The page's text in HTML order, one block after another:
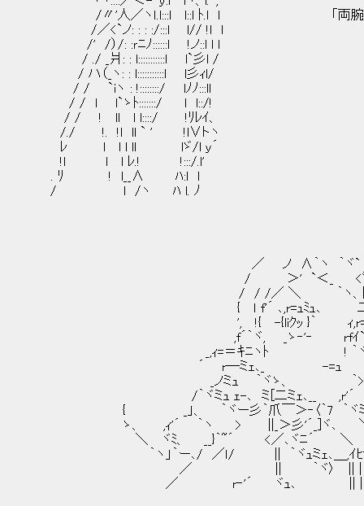
/〃'人／ヽｌ.l:::l l::l ﾄ.l l 「両腕落
/／<`ノ: : : :/:::l l// !l l
/' /）/: :ｒﾆﾉ::::::l !ノ::l l l
/ ./ _爿: : l:::::::::::l l`彡l /
/ ハ（_ヽ: : l:::::::::::l l彡ｨl/
/ / `iヽ : !::::::::/ lﾉﾉ:::ll
/ / l l`ゝﾄ:::::::/ l l::/!
/ / ! ll l l::::/ !ﾘﾚｲ、
/./ !. !l ll ` ' !l∨トヽ
ﾚ l l l ll lゞ/l ｙ´
!l l l ﾚ.! !:::/.l'
. ﾘ ! l__∧ ﾊ:l ｌ
/ l /ヽ ﾊ l. ﾉ
／ ノ ∧｀ヽ ｀ヾ` r'ﾝ
/ ＞' `＜_ <ﾞv 〉
/ / /／ ＼ ｀ヽ、ﾄﾍ三{
{ ｌ f'´ ､,r=ｭﾐｭ､ 二{〉、
', !{ -{liｸｯ }｀ ｨ,r=､,ヾ
,f´｀ヾ, _ゝ‐'‐ rfｲ`, }/
_,ｨ=＝ｷﾆヽﾄ ! ｀ヾ´ﾄ{ そ
´ r―ミｪ､_ -=ｭ
_ノミｭ ｀ヾゝ、 ｀>ｲﾍ}
/｀ヾミｭ ｪ-､ ミ[二ミｪ､__ ,r'´ ￣
{ _」、 ｀ヾー彡｀爪￣＞‐〈｀7 ｀ヾ
ゝ、 ,ｨ'´ ｀ヽ > ||_＞彡'´_]ヾ､ ＼_
＼ ヾﾐ、 __}｀~´ <／､ヾﾆ´ ＼
｀ヽ」｀ー､/ ／ｌ/ || ｀ヾｭミｪ､＿,ｲﾋ'´
／ || ｀ヾ〉 || |
／ r‐'´ ヾｭ､ || |